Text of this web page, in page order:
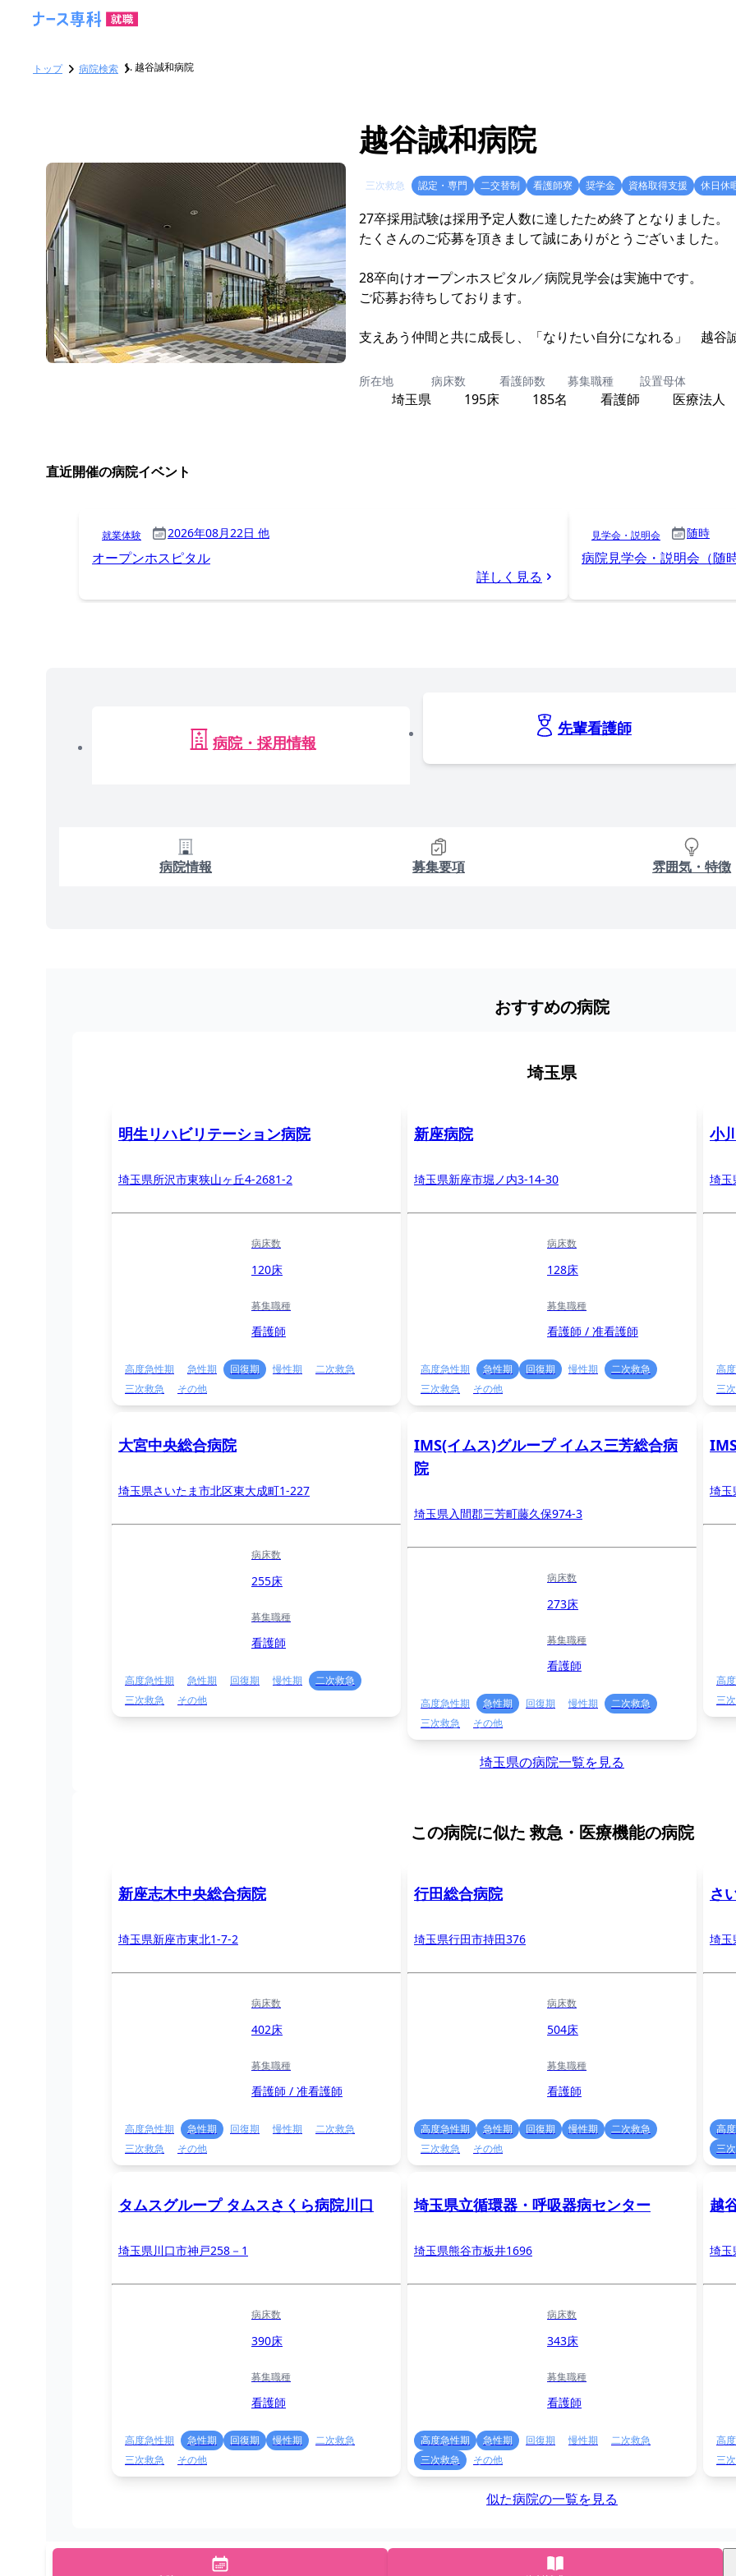
トップ 病院検索 越谷誠和病院
越谷誠和病院
三次救急 認定・専門 二交替制 看護師寮 奨学金 資格取得支援 休日休
27卒採用試験は採用予定人数に達したため終了となりました。
たくさんのご応募を頂きまして誠にありがとうございました。
28卒向けオープンホスピタル／病院見学会は実施中です。
ご応募お待ちしております。
支えあう仲間と共に成長し、「なりたい自分になれる」 越谷
所在地
埼玉県
病床数
195床
看護師数
185名
募集職種
看護師
設置母体
医療法人
直近開催の病院イベント
就業体験 2026年08月22日 他
オープンホスピタル
詳しく見る
見学会・説明会 随時
病院見学会・説明会（随
病院・採用情報
先輩看護師
病院情報 募集要項 雰囲気・特徴
おすすめの病院
埼玉県
明生リハビリテーション病院
埼玉県所沢市東狭山ヶ丘4-2681-2
病床数
120床
募集職種
看護師
高度急性期 急性期 回復期 慢性期
二次救急
三次救急
その他
新座病院
埼玉県新座市堀ノ内3-14-30
病床数
128床
募集職種
看護師 / 准看護師
高度急性期 急性期 回復期 慢性期
二次救急
三次救急
その他
小
埼玉
高
三
大宮中央総合病院
埼玉県さいたま市北区東大成町1-227
病床数
255床
募集職種
看護師
高度急性期 急性期 回復期 慢性期
二次救急
三次救急
その他
IMS(イムス)グループ イムス三芳総合病
院
埼玉県入間郡三芳町藤久保974-3
病床数
273床
募集職種
看護師
高度急性期 急性期 回復期 慢性期
二次救急
三次救急
その他
埼玉
高
三
埼玉県の病院一覧を見る
この病院に似た 救急・医療機能の病院
新座志木中央総合病院
埼玉県新座市東北1-7-2
病床数
402床
募集職種
看護師 / 准看護師
高度急性期 急性期 回復期 慢性期
二次救急
三次救急
その他
行田総合病院
埼玉県行田市持田376
病床数
504床
募集職種
看護師
高度急性期 急性期 回復期 慢性期
二次救急
三次救急
その他
さ
埼玉
高
三
タムスグループ タムスさくら病院川口
埼玉県川口市神戸258－1
病床数
390床
募集職種
看護師
高度急性期 急性期 回復期 慢性期
二次救急
三次救急
その他
埼玉県立循環器・呼吸器病センター
埼玉県熊谷市板井1696
病床数
343床
募集職種
看護師
高度急性期 急性期 回復期 慢性期
二次救急
三次救急
その他
越
埼玉
高
三
似た病院の一覧を見る